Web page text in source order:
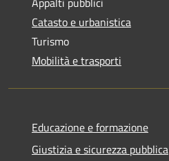
Catasto e urbanistica
Turismo
Mobilità e trasporti
Educazione e formazione
Giustizia e sicurezza pubblica